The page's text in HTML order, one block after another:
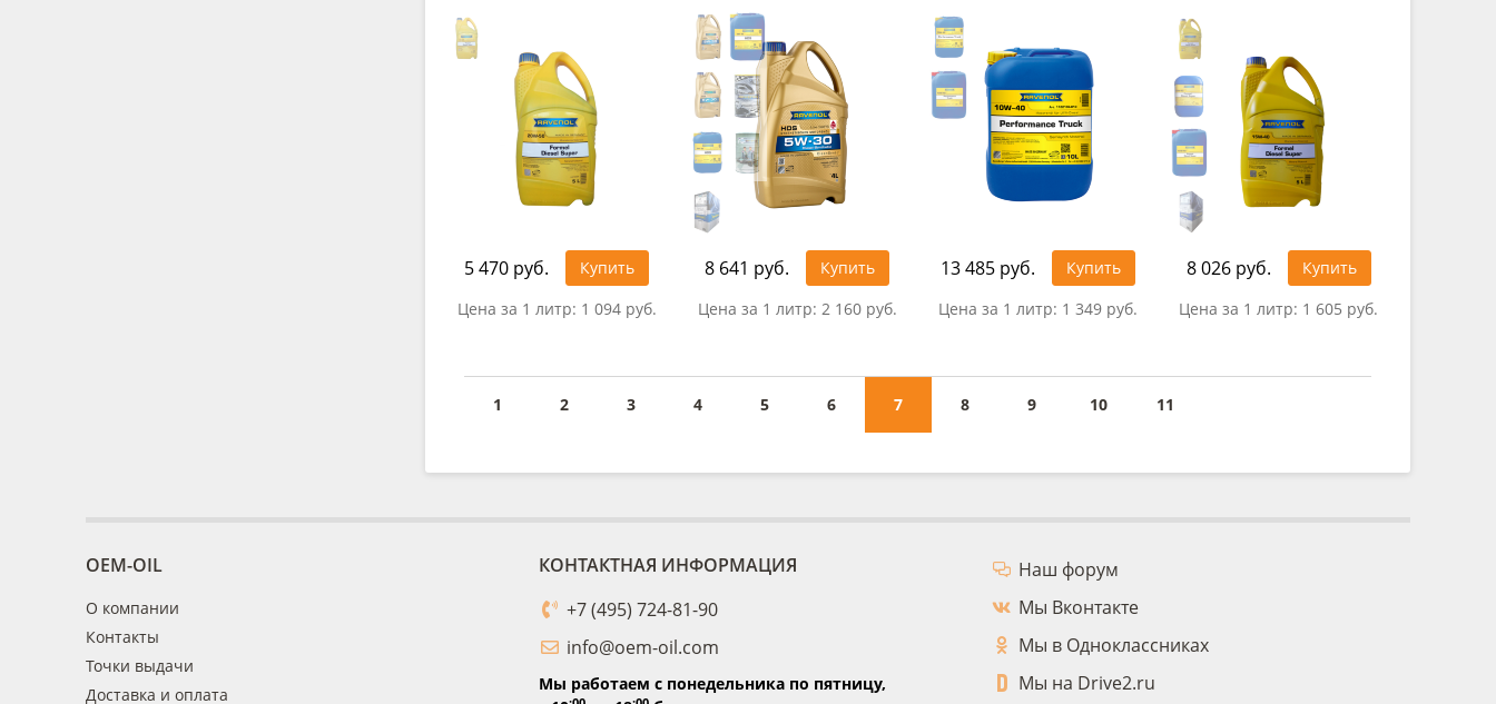
5 470 руб.
Купить
Цена за 1 литр: 1 094 руб.
8 641 руб.
Купить
Цена за 1 литр: 2 160 руб.
13 485 руб.
Купить
Цена за 1 литр: 1 349 руб.
8 026 руб.
Купить
Цена за 1 литр: 1 605 руб.
1 2 3 4 5 6 7 8 9 10 11
OEM-OIL
О компании
Контакты
Точки выдачи
Доставка и оплата
КОНТАКТНАЯ ИНФОРМАЦИЯ
+7 (495) 724-81-90
info@oem-oil.com
Мы работаем с понедельника по пятницу,
Наш форум
Мы Вконтакте
Мы в Одноклассниках
Мы на Drive2.ru